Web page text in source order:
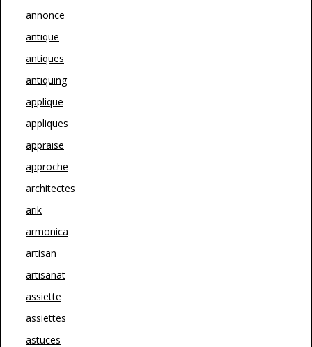
annonce
antique
antiques
antiquing
applique
appliques
appraise
approche
architectes
arik
armonica
artisan
artisanat
assiette
assiettes
astuces